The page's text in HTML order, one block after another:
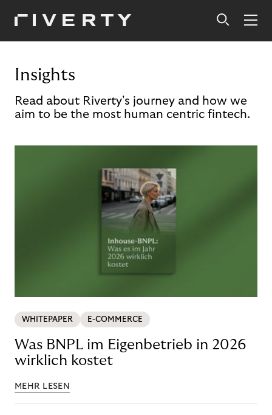
Insights
Read about Riverty's journey and how we
aim to be the most human centric fintech.
WHITEPAPER E-COMMERCE
Was BNPL im Eigenbetrieb in 2026
wirklich kostet
MEHR LESEN